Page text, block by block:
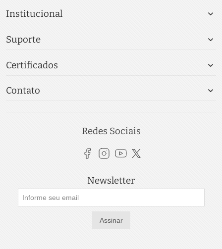
Institucional
Suporte
Certificados
Contato
Redes Sociais
Newsletter
Assinar